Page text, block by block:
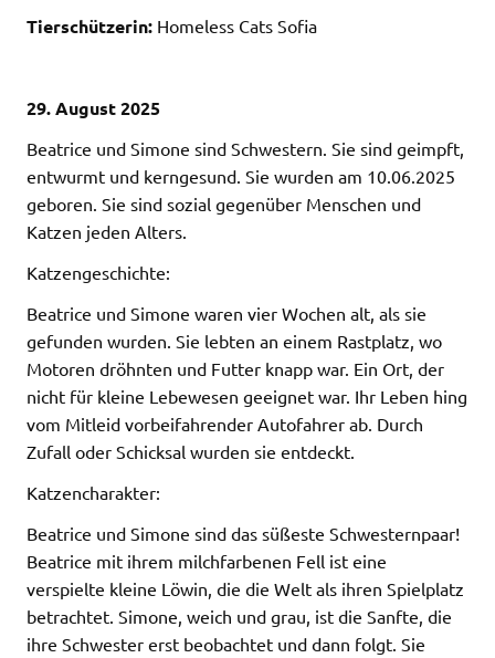
Tierschützerin: Homeless Cats Sofia
29. August 2025
Beatrice und Simone sind Schwestern. Sie sind geimpft,
entwurmt und kerngesund. Sie wurden am 10.06.2025
geboren. Sie sind sozial gegenüber Menschen und
Katzen jeden Alters.
Katzengeschichte:
Beatrice und Simone waren vier Wochen alt, als sie
gefunden wurden. Sie lebten an einem Rastplatz, wo
Motoren dröhnten und Futter knapp war. Ein Ort, der
nicht für kleine Lebewesen geeignet war. Ihr Leben hing
vom Mitleid vorbeifahrender Autofahrer ab. Durch
Zufall oder Schicksal wurden sie entdeckt.
Katzencharakter:
Beatrice und Simone sind das süßeste Schwesternpaar!
Beatrice mit ihrem milchfarbenen Fell ist eine
verspielte kleine Löwin, die die Welt als ihren Spielplatz
betrachtet. Simone, weich und grau, ist die Sanfte, die
ihre Schwester erst beobachtet und dann folgt. Sie